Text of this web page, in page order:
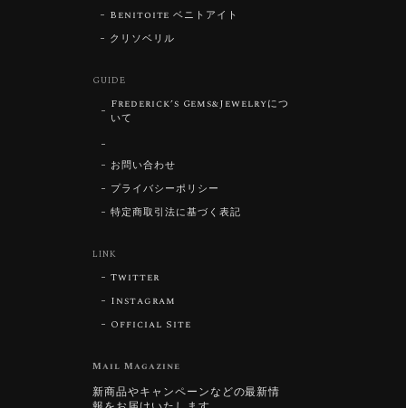
Benitoite ベニトアイト
クリソベリル
GUIDE
Frederick’s Gems&Jewelryにつ
いて
お問い合わせ
プライバシーポリシー
特定商取引法に基づく表記
LINK
Twitter
Instagram
Official Site
Mail Magazine
新商品やキャンペーンなどの最新情